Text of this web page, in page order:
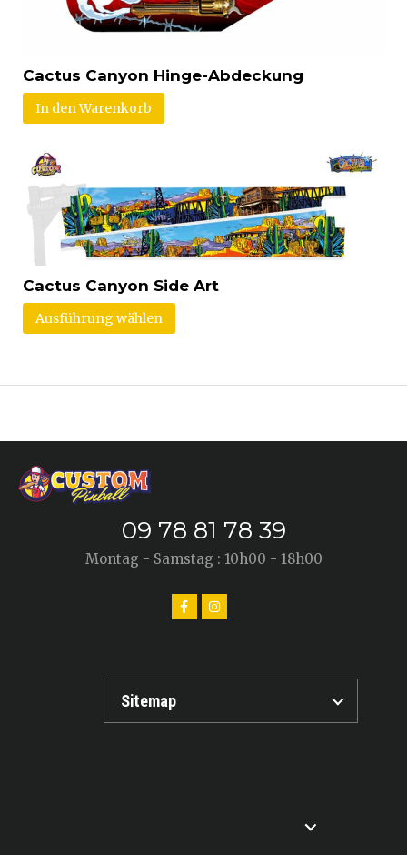
Cactus Canyon Hinge-Abdeckung
In den Warenkorb
Cactus Canyon Side Art
Ausführung wählen
09 78 81 78 39
Montag - Samstag : 10h00 - 18h00
Sitemap